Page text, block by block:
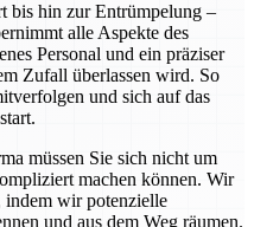
bis hin zur Entrümpelung –
alle Aspekte des
Personal und ein präziser
Zufall überlassen wird. So
und sich auf das
müssen Sie sich nicht um
machen können. Wir
indem wir potenzielle
und aus dem Weg räumen.